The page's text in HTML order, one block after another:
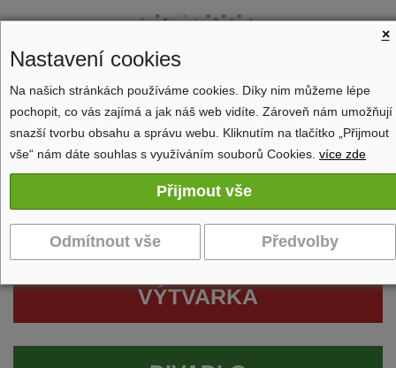
Zobrazit navigaci
VÝTVARKA
×
Nastavení cookies
Na našich stránkách používáme cookies. Díky nim můžeme lépe
pochopit, co vás zajímá a jak náš web vidíte. Zároveň nám umožňují
snazší tvorbu obsahu a správu webu. Kliknutím na tlačítko „Přijmout
vše“ nám dáte souhlas s využíváním souborů Cookies. více zde